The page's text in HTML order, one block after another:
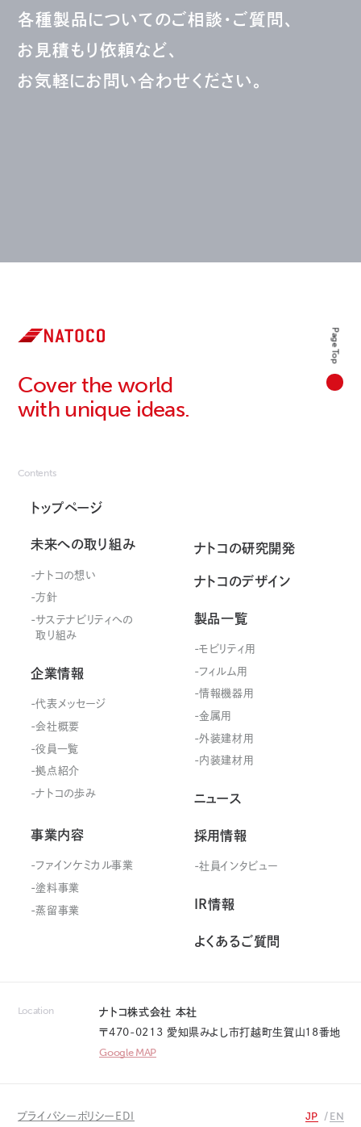
各種製品についてのご相談・ご質問、
お見積もり依頼など、
お気軽にお問い合わせください。
Cover the world
with unique ideas.
Contents
トップページ
未来への取り組み
ナトコの想い
方針
サステナビリティ への
取り組み
企業情報
代表メッセージ
会社概要
役員一覧
拠点紹介
ナトコの歩み
事業内容
ファインケミカル事業
塗料事業
蒸留事業
ナトコの研究開発
ナトコのデザイン
製品一覧
モビリティ用
フィルム用
情報機器用
金属用
外装建材用
内装建材用
ニュース
採用情報
社員インタビュー
IR情報
よくあるご質問
Location
ナトコ株式会社 本社
〒470-0213 愛知県みよし市打越町生賀山18番地
Google MAP
プライバシーポリシー EDI JP EN
Page Top